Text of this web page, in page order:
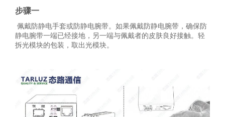
步骤一
佩戴防静电手套或防静电腕带。如果佩戴防静电腕带，确保防
静电腕带一端已经接地，另一端与佩戴者的皮肤良好接触。轻
拆光模块的包装，取出光模块。